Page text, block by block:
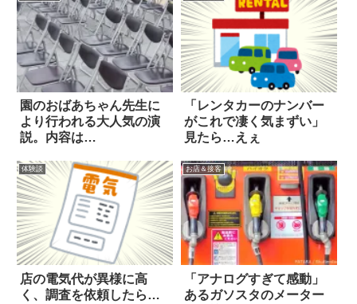
園のおばあちゃん先生に
より行われる大人気の演
説。内容は…
「レンタカーのナンバー
がこれで凄く気まずい」
見たら…えぇ
体験談
店の電気代が異様に高
く、調査を依頼したら…
お店＆接客
「アナログすぎて感動」
あるガソスタのメーター